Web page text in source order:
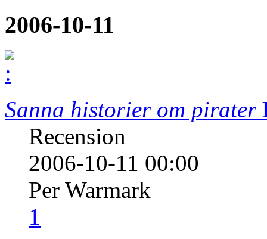
2006-10-11
Sanna historier om pirater
Recension
2006-10-11 00:00
Per Warmark
1